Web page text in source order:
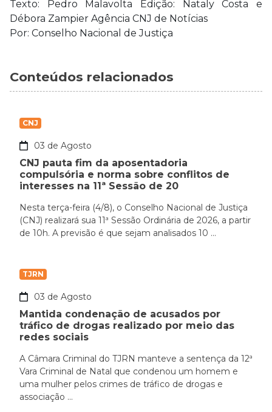
Texto: Pedro Malavolta Edição: Nataly Costa e
Débora Zampier Agência CNJ de Notícias
Por: Conselho Nacional de Justiça
Conteúdos relacionados
CNJ
03 de Agosto
CNJ pauta fim da aposentadoria
compulsória e norma sobre conflitos de
interesses na 11ª Sessão de 20
Nesta terça-feira (4/8), o Conselho Nacional de Justiça
(CNJ) realizará sua 11ª Sessão Ordinária de 2026, a partir
de 10h. A previsão é que sejam analisados 10 ...
TJRN
03 de Agosto
Mantida condenação de acusados por
tráfico de drogas realizado por meio das
redes sociais
A Câmara Criminal do TJRN manteve a sentença da 12ª
Vara Criminal de Natal que condenou um homem e
uma mulher pelos crimes de tráfico de drogas e
associação ...